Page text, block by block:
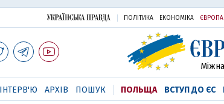
ПОЛІТИКА ЕКОНОМІКА ЄВРОПА
ІНТЕРВ'Ю АРХІВ ПОШУК ПОЛЬЩА ВСТУП ДО ЄС